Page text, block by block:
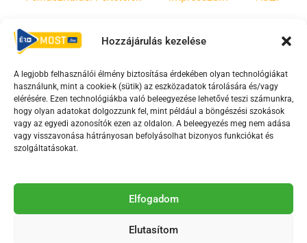
Hozzájárulás kezelése
A legjobb felhasználói élmény biztosítása érdekében olyan technológiákat
használunk, mint a cookie-k (sütik) az eszközadatok tárolására és/vagy
elérésére. Ezen technológiákba való beleegyezése lehetővé teszi számunkra,
hogy olyan adatokat dolgozzunk fel, mint például a böngészési szokások
vagy az egyedi azonosítók ezen az oldalon. A beleegyezés meg nem adása
vagy visszavonása hátrányosan befolyásolhat bizonyos funkciókat és
szolgáltatásokat.
Elfogadom
Elutasítom
Irányelvek
F
a
c
e
b
o
-
Y
o
u
t
u
e
s
T
i
k
t
Az Érd Média médiaszolgáltatási tevékenységét a
Médiatanács a Magyar Média Mecenatúra program